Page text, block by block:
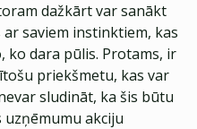
dažkārt var sanākt
saviem instinktiem, kas
ko dara pūlis. Protams, ir
priekšmetu, kas var
sludināt, ka šis būtu
akciju